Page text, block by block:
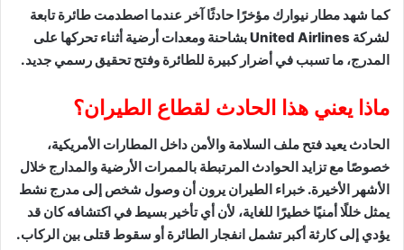
كما شهد مطار نيوارك مؤخرًا حادثًا آخر عندما اصطدمت طائرة تابعة
لشركة United Airlines بشاحنة ومعدات أرضية أثناء تحركها على
المدرج، ما تسبب في أضرار كبيرة للطائرة وفتح تحقيق رسمي جديد.
ماذا يعني هذا الحادث لقطاع الطيران؟
الحادث يعيد فتح ملف السلامة والأمن داخل المطارات الأمريكية،
خصوصًا مع تزايد الحوادث المرتبطة بالممرات الأرضية والمدارج خلال
الأشهر الأخيرة. خبراء الطيران يرون أن وصول شخص إلى مدرج نشط
يمثل خللًا أمنيًا خطيرًا للغاية، لأن أي تأخير بسيط في اكتشافه كان قد
يؤدي إلى كارثة أكبر تشمل انفجار الطائرة أو سقوط قتلى بين الركاب.